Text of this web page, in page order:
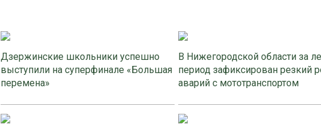
Дзержинские школьники успешно
выступили на суперфинале «Большая
перемена»
В Нижегородской области за
период зафиксирован резкий
аварий с мототранспортом